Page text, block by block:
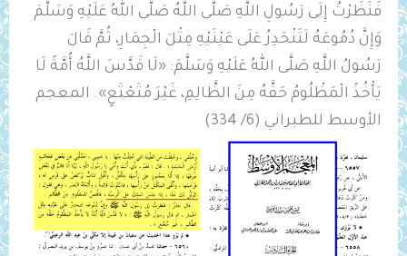
فَنَظَرْتُ إِلَى رَسُولِ اللَّهِ صَلَّى اللَّهُ صَلَّى اللهُ عَلَيْهِ وَسَلَّمَ
وَإِنَّ دُمُوعَهُ لَتَنْحَدِرُ عَلَى عَيْنَيْهِ مِثْلَ الْجِمَارِ، ثُمَّ قَالَ
رَسُولُ اللَّهِ صَلَّى اللهُ عَلَيْهِ وَسَلَّمَ: «لَا قَدَّسَ اللَّهُ أُمَّةً لَا
يَأْخُذً الْمَظْلُومُ حَقَّهُ مِنَ الظَّالِمِ، غَيْرَ مُتَعْتَعٍ». المعجم
الأوسط للطبراني (6/ 334)